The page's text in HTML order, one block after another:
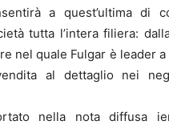
a quest’ultima di
tutta l’intera filiera:
nel quale Fulgar è leader
al dettaglio nei
nella nota diffusa